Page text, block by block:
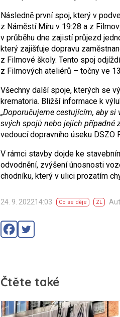
Následně první spoj, který v
z Náměstí Míru v 19:28 a z
v průběhu dne zajistí průjezd
který zajišťuje dopravu
z Filmové školy. Tento spoj
z Filmových ateliérů – točny ve
Všechny další spoje, kterých se
krematoria. Bližší informace k
„Doporučujeme cestujícím, aby
svých spojů nebo jejich případné
vedoucí dopravního úseku DSZO
V rámci stavby dojde ke
odvodnění, zvýšení únosnosti
chodníku, který v ulici prozatím
24. 9. 202214:03 Co se děje ZL
Čtěte také